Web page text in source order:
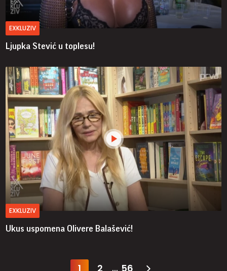
EXKLUZIV
Ljupka Stević u toplesu!
EXKLUZIV
Ukus uspomena Olivere Balašević!
1 2 ... 56